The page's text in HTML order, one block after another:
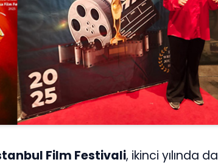
Film Festivali, ikinci yılında da